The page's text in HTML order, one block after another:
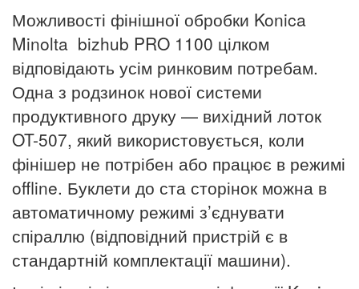
Можливості фінішної обробки Konica
Minolta bizhub PRO 1100 цілком
відповідають усім ринковим потребам.
Одна з родзинок нової системи
продуктивного друку — вихідний лоток
OT-507, який використовується, коли
фінішер не потрібен або працює в режимі
offline. Буклети до ста сторінок можна в
автоматичному режимі з’єднувати
спіраллю (відповідний пристрій є в
стандартній комплектації машини).